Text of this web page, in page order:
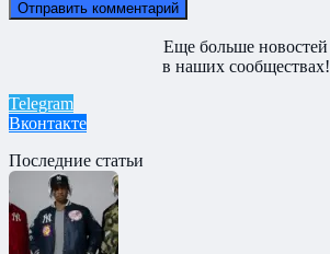
Еще больше новостей
в наших сообществах!
Telegram
Вконтакте
Последние статьи